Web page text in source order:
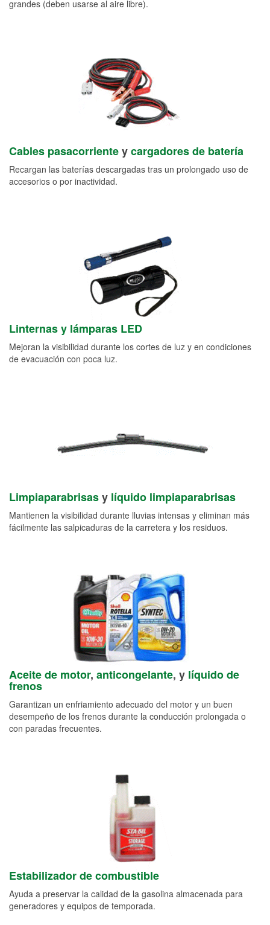
grandes (deben usarse al aire libre).
Cables pasacorrienteycargadores de batería
Recargan las baterías descargadas tras un prolongado uso de
accesorios o por inactividad.
Linternas y lámparas LED
Mejoran la visibilidad durante los cortes de luz y en condiciones
de evacuación con poca luz.
Limpiaparabrisasy líquido limpiaparabrisas
Mantienen la visibilidad durante lluvias intensas y eliminan más
fácilmente las salpicaduras de la carretera y los residuos.
Aceite de motor, anticongelante, y líquido de
frenos
Garantizan un enfriamiento adecuado del motor y un buen
desempeño de los frenos durante la conducción prolongada o
con paradas frecuentes.
Estabilizador de combustible
Ayuda a preservar la calidad de la gasolina almacenada para
generadores y equipos de temporada.